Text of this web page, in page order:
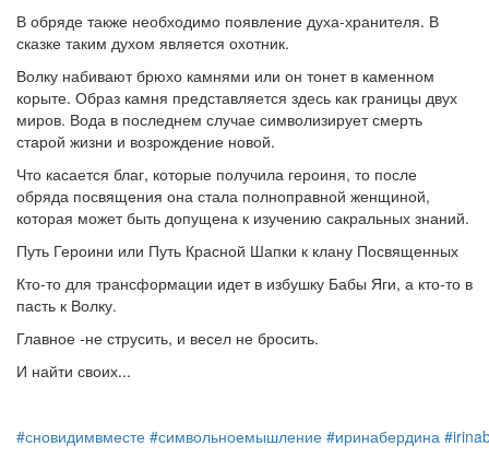
В обряде также необходимо появление духа-хранителя. В
сказке таким духом является охотник.
Волку набивают брюхо камнями или он тонет в каменном
корыте. Образ камня представляется здесь как границы двух
миров. Вода в последнем случае символизирует смерть
старой жизни и возрождение новой.
Что касается благ, которые получила героиня, то после
обряда посвящения она стала полноправной женщиной,
которая может быть допущена к изучению сакральных знаний.
Путь Героини или Путь Красной Шапки к клану Посвященных
Кто-то для трансформации идет в избушку Бабы Яги, а кто-то в
пасть к Волку.
Главное -не струсить, и весел не бросить.
И найти своих...
#сновидимвместе #символьноемышление #иринабердина